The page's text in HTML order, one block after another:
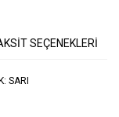
SEÇENEKLERİ
SARI